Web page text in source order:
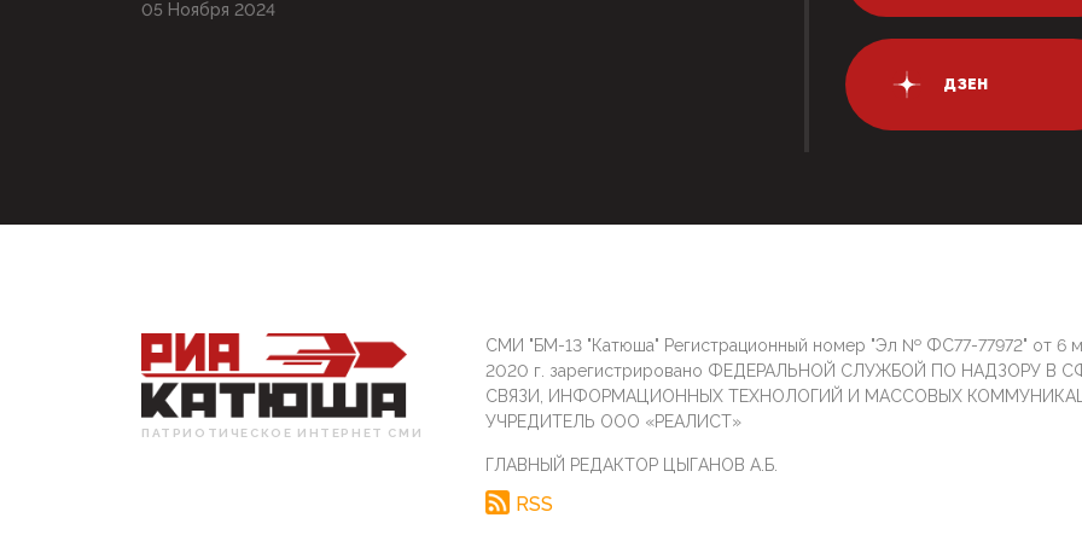
05 Ноября 2024
ДЗЕН
ПАТРИОТИЧЕСКОЕ ИНТЕРНЕТ СМИ
СМИ "БМ-13 "Катюша" Регистрационный номер "Эл № ФС77-77972" от 6
2020 г. зарегистрировано ФЕДЕРАЛЬНОЙ СЛУЖБОЙ ПО НАДЗОРУ В
СВЯЗИ, ИНФОРМАЦИОННЫХ ТЕХНОЛОГИЙ И МАССОВЫХ
УЧРЕДИТЕЛЬ ООО «РЕАЛИСТ»
ГЛАВНЫЙ РЕДАКТОР ЦЫГАНОВ А.Б.
RSS